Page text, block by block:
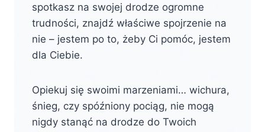
spotkasz na swojej drodze ogromne
trudności, znajdź właściwe spojrzenie na
nie – jestem po to, żeby Ci pomóc, jestem
dla Ciebie.
Opiekuj się swoimi marzeniami… wichura,
śnieg, czy spóźniony pociąg, nie mogą
nigdy stanąć na drodze do Twoich